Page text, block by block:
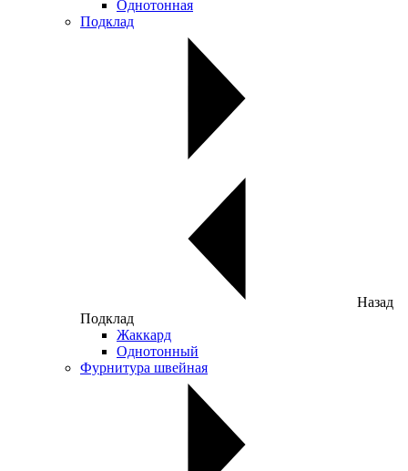
Однотонная
Подклад
Назад
Подклад
Жаккард
Однотонный
Фурнитура швейная